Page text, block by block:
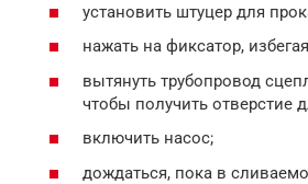
установить штуцер для
нажать на фиксатор,
вытянуть трубопровод
чтобы получить отверстие
включить насос;
дождаться, пока в